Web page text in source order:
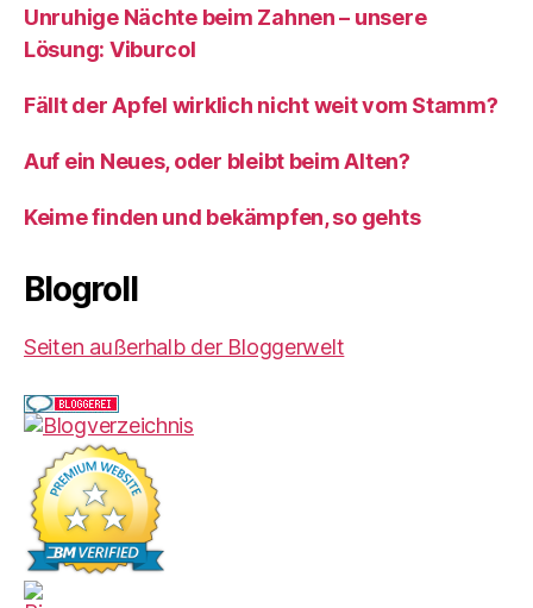
Unruhige Nächte beim Zahnen – unsere
Lösung: Viburcol
Fällt der Apfel wirklich nicht weit vom Stamm?
Auf ein Neues, oder bleibt beim Alten?
Keime finden und bekämpfen, so gehts
Blogroll
Seiten außerhalb der Bloggerwelt